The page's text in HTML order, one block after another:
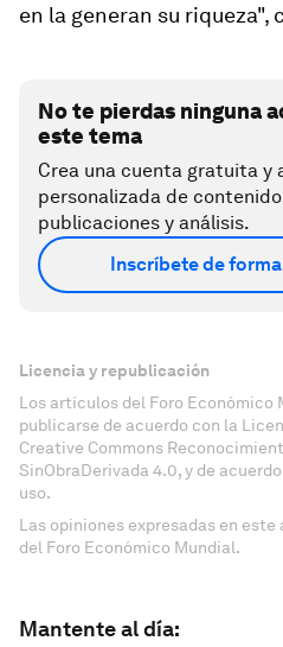
en la generan su riqueza",
No te pierdas ninguna
este tema
Crea una cuenta gratuita y
personalizada de
publicaciones y análisis.
Inscríbete de
Licencia y republicación
Los artículos del Foro Económico
publicarse de acuerdo con la
Creative Commons
SinObraDerivada 4.0, y de
uso.
Las opiniones expresadas en
del Foro Económico Mundial.
Mantente al día: